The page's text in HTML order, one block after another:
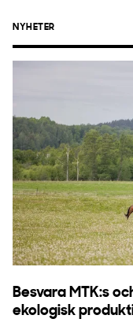
NYHETER
Besvara MTK:s
ekologisk